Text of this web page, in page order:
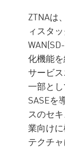
ZTNAは
ィスタ
化機能
サービ
一部と
SASEを
スのセ
業向け
テクチャ